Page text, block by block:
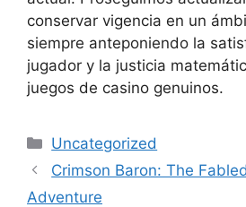
conservar vigencia en un
siempre anteponiendo la
jugador y la justicia
juegos de casino genuinos.
Categories
Uncategorized
Crimson Baron: The
Adventure